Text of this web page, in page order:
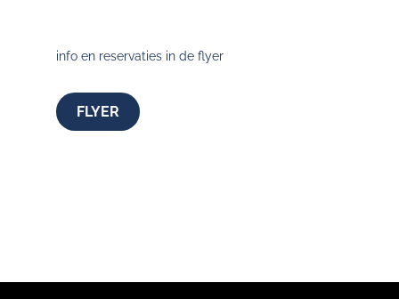
info en reservaties in de flyer
FLYER